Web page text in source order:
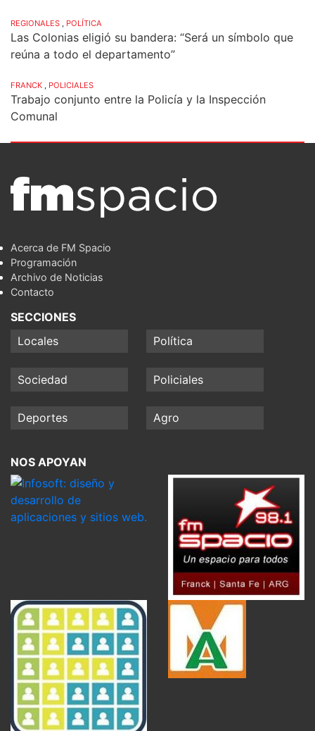
REGIONALES , POLÍTICA
Las Colonias eligió su bandera: “Será un símbolo que
reúna a todo el departamento”
FRANCK , POLICIALES
Trabajo conjunto entre la Policía y la Inspección
Comunal
Acerca de FM Spacio
Programación
Archivo de Noticias
Contacto
SECCIONES
Locales
Política
Sociedad Policiales
Deportes Agro
NOS APOYAN